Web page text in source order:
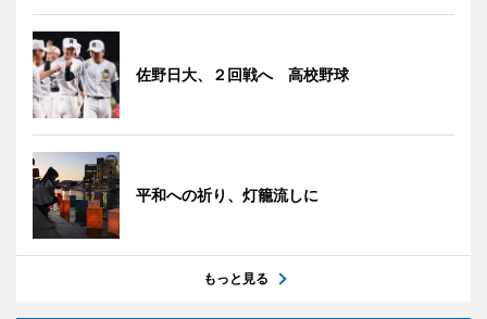
佐野日大、２回戦へ 高校野球
平和への祈り、灯籠流しに
もっと見る